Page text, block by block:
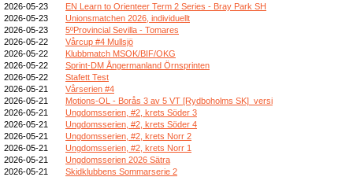
2026-05-23
EN Learn to Orienteer Term 2 Series - Bray Park SH
2026-05-23
Unionsmatchen 2026, individuellt
2026-05-23
5ºProvincial Sevilla - Tomares
2026-05-22
Vårcup #4 Mullsjö
2026-05-22
Klubbmatch MSOK/BIF/OKG
2026-05-22
Sprint-DM Ångermanland Örnsprinten
2026-05-22
Stafett Test
2026-05-21
Vårserien #4
2026-05-21
Motions-OL - Borås 3 av 5 VT [Rydboholms SK]_versi
2026-05-21
Ungdomsserien, #2, krets Söder 3
2026-05-21
Ungdomsserien, #2, krets Söder 4
2026-05-21
Ungdomsserien, #2, krets Norr 2
2026-05-21
Ungdomsserien, #2, krets Norr 1
2026-05-21
Ungdomsserien 2026 Sätra
2026-05-21
Skidklubbens Sommarserie 2